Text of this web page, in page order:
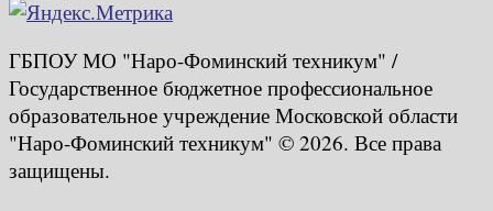
ГБПОУ МО "Наро-Фоминский техникум" /
Государственное бюджетное профессиональное
образовательное учреждение Московской области
"Наро-Фоминский техникум" © 2026. Все права
защищены.